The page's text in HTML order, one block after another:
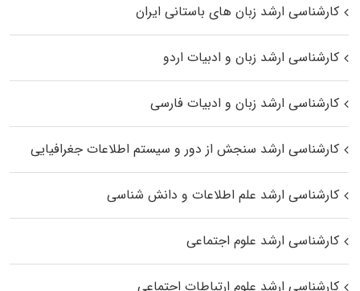
کارشناسی ارشد زبان‌ های باستانی ایران
کارشناسی ارشد زبان و ادبیات اردو
کارشناسی ارشد زبان و ادبیات فارسی
کارشناسی ارشد سنجش از دور و سیستم اطلاعات جغرافیایی
کارشناسی ارشد علم اطلاعات و دانش شناسی
کارشناسی ارشد علوم اجتماعی
کارشناسی ارشد علوم ارتباطات اجتماعی